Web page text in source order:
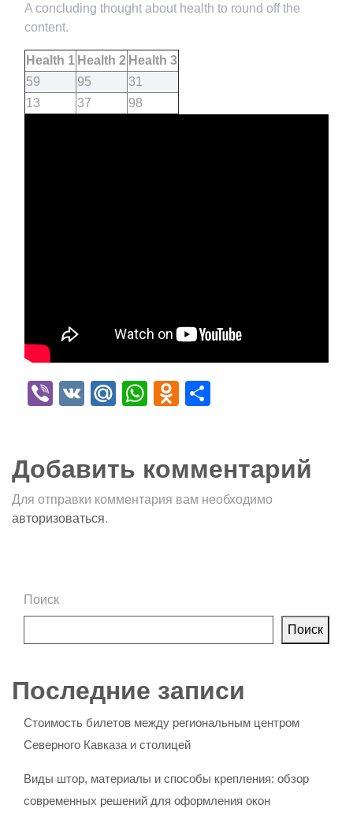
A concluding thought about health to round off the
content.
Health 1 Health 2 Health 3
59
95
31
13
37 98
Viber
VK Mail.Ru
WhatsApp
Odnoklassniki
Добавить комментарий
Для отправки комментария вам необходимо
авторизоваться.
Поиск
Поиск
Последние записи
Стоимость билетов между региональным центром
Северного Кавказа и столицей
Виды штор, материалы и способы крепления: обзор
современных решений для оформления окон